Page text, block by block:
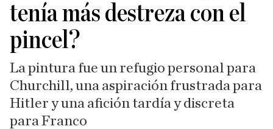
tenía más destreza con el
pincel?
La pintura fue un refugio personal para
Churchill, una aspiración frustrada para
Hitler y una afición tardía y discreta
para Franco